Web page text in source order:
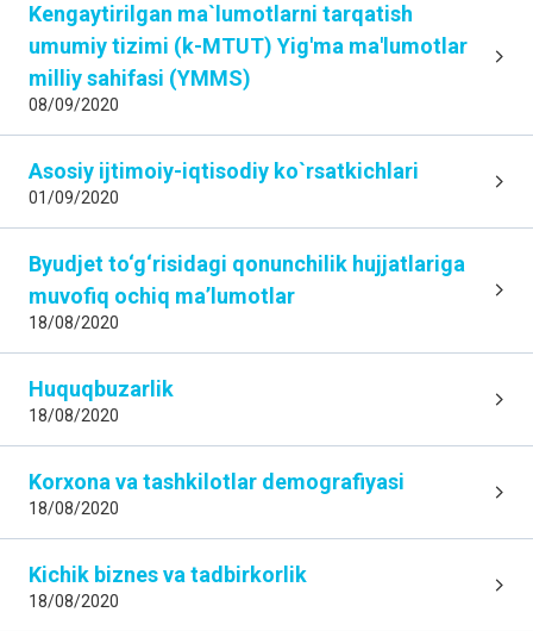
Kengaytirilgan ma`lumotlarni tarqatish
umumiy tizimi (k-MTUT) Yig'ma ma'lumotlar
milliy sahifasi (YMMS)
08/09/2020
Asosiy ijtimoiy-iqtisodiy ko`rsаtkichlаri
01/09/2020
Byudjet to‘g‘risidagi qonunchilik hujjatlariga
muvofiq ochiq maʼlumotlar
18/08/2020
Huquqbuzarlik
18/08/2020
Korxona va tashkilotlar demografiyasi
18/08/2020
Kichik biznes va tadbirkorlik
18/08/2020